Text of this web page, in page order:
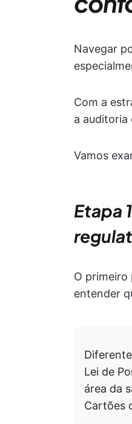
Navegar
Com a
a auditoria
Vamos
Etapa
O primeiro
entender
Lei de
área da
Cartões